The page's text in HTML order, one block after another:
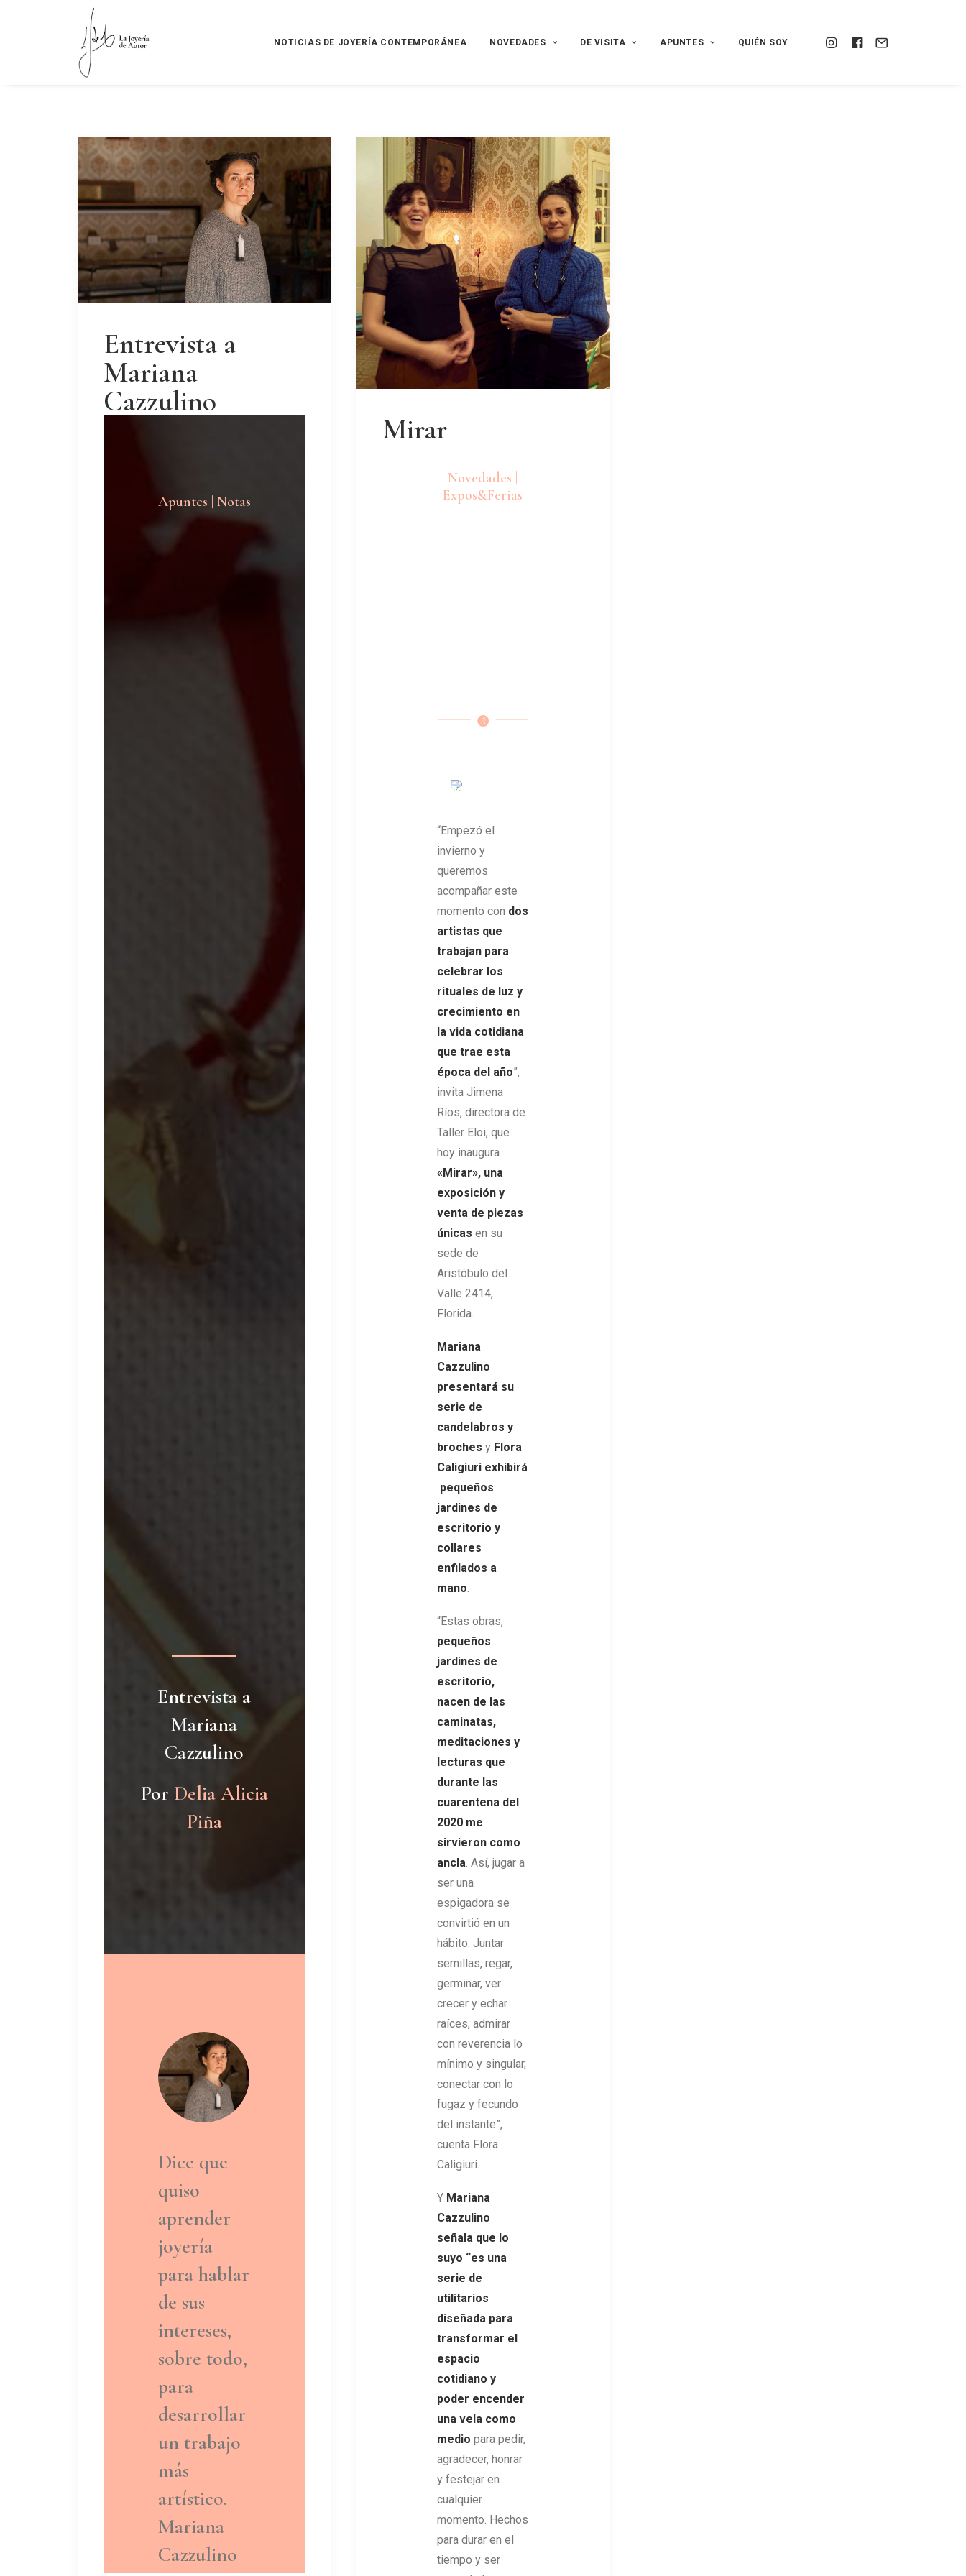
NOTICIAS DE JOYERÍA CONTEMPORÁNEA NOVEDADES DE VISITA APUNTES QUIÉN SOY
Entrevista a
Mariana
Cazzulino
Apuntes | Notas
Entrevista a
Mariana
Cazzulino
Por Delia Alicia
Piña
Dice que
quiso
aprender
joyería
para hablar
de sus
intereses,
sobre todo,
para
desarrollar
un trabajo
más
artístico.
Mariana
Cazzulino
Mirar
Novedades |
Expos&Ferias
“Empezó el
invierno y
queremos
acompañar este
momento con dos
artistas que
trabajan para
celebrar los
rituales de luz y
crecimiento en
la vida cotidiana
que trae esta
época del año”,
invita Jimena
Ríos, directora de
Taller Eloi, que
hoy inaugura
«Mirar», una
exposición y
venta de piezas
únicas en su
sede de
Aristóbulo del
Valle 2414,
Florida.
Mariana
Cazzulino
presentará su
serie de
candelabros y
broches y Flora
Caligiuri exhibirá
pequeños
jardines de
escritorio y
collares
enfilados a
mano.
“Estas obras,
pequeños
jardines de
escritorio,
nacen de las
caminatas,
meditaciones y
lecturas que
durante las
cuarentena del
2020 me
sirvieron como
ancla. Así, jugar a
ser una
espigadora se
convirtió en un
hábito. Juntar
semillas, regar,
germinar, ver
crecer y echar
raíces, admirar
con reverencia lo
mínimo y singular,
conectar con lo
fugaz y fecundo
del instante”,
cuenta Flora
Caligiuri.
Y Mariana
Cazzulino
señala que lo
suyo “es una
serie de
utilitarios
diseñada para
transformar el
espacio
cotidiano y
poder encender
una vela como
medio para pedir,
agradecer, honrar
y festejar en
cualquier
momento. Hechos
para durar en el
tiempo y ser